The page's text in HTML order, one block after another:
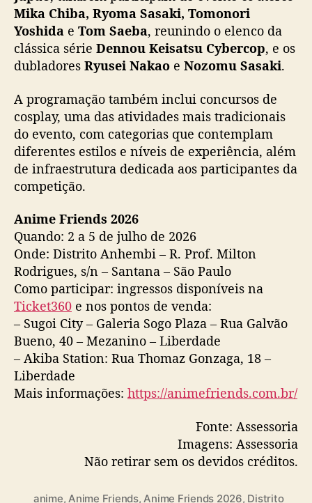
Mika Chiba, Ryoma Sasaki, Tomonori
Yoshida e Tom Saeba, reunindo o elenco da
clássica série Dennou Keisatsu Cybercop, e os
dubladores Ryusei Nakao e Nozomu Sasaki.
A programação também inclui concursos de
cosplay, uma das atividades mais tradicionais
do evento, com categorias que contemplam
diferentes estilos e níveis de experiência, além
de infraestrutura dedicada aos participantes da
competição.
Anime Friends 2026
Quando: 2 a 5 de julho de 2026
Onde: Distrito Anhembi – R. Prof. Milton
Rodrigues, s/n – Santana – São Paulo
Como participar: ingressos disponíveis na
Ticket360 e nos pontos de venda:
– Sugoi City – Galeria Sogo Plaza – Rua Galvão
Bueno, 40 – Mezanino – Liberdade
– Akiba Station: Rua Thomaz Gonzaga, 18 –
Liberdade
Mais informações: https://animefriends.com.br/
Fonte: Assessoria
Imagens: Assessoria
Não retirar sem os devidos créditos.
anime,Anime Friends,Anime Friends 2026, Distrito